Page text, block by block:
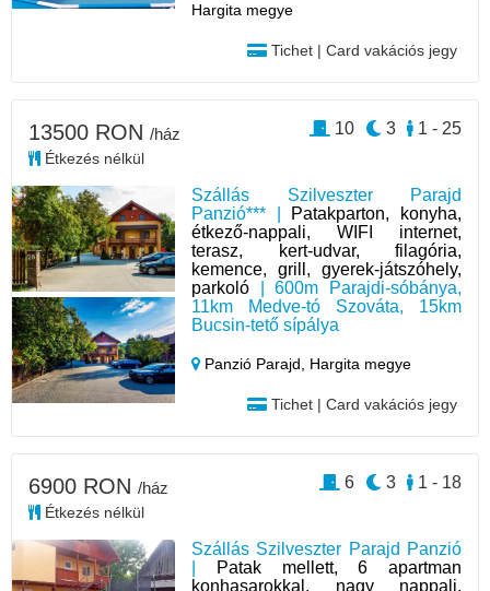
Hargita megye
Tichet | Card vakációs jegy
Szállás Szilveszter Parajd
Panzió*** | Patakparton, konyha,
étkező-nappali, WIFI internet,
terasz, kert-udvar, filagória,
kemence, grill, gyerek-játszóhely,
parkoló | 600m Parajdi-sóbánya,
11km Medve-tó Szováta, 15km
Bucsin-tető sípálya
Panzió Parajd, Hargita megye
Tichet | Card vakációs jegy
13500 RON /ház
Étkezés nélkül
1 - 25
3
10
Szállás Szilveszter Parajd Panzió
Patak mellett, 6 apartman
konhasarokkal, nagy nappali,
6900 RON /ház
Étkezés nélkül
1 - 18
3
6